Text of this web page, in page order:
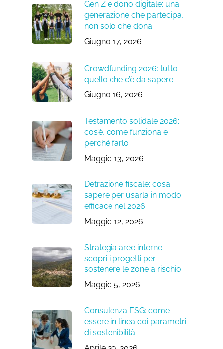
Gen Z e dono digitale: una
generazione che partecipa,
non solo che dona
Giugno 17, 2026
Crowdfunding 2026: tutto
quello che c’è da sapere
Giugno 16, 2026
Testamento solidale 2026:
cos’è, come funziona e
perché farlo
Maggio 13, 2026
Detrazione fiscale: cosa
sapere per usarla in modo
efficace nel 2026
Maggio 12, 2026
Strategia aree interne:
scopri i progetti per
sostenere le zone a rischio
Maggio 5, 2026
Consulenza ESG: come
essere in linea coi parametri
di sostenibilità